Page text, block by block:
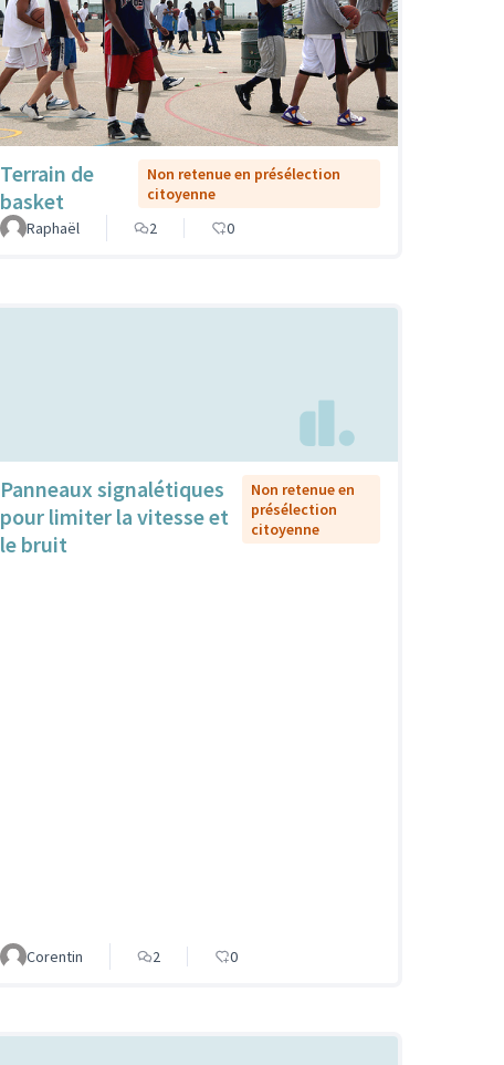
Terrain de
basket
Non retenue en présélection
citoyenne
Raphaël
2 0
Panneaux signalétiques
pour limiter la vitesse et
le bruit
Non retenue en
présélection
citoyenne
Corentin 2 0